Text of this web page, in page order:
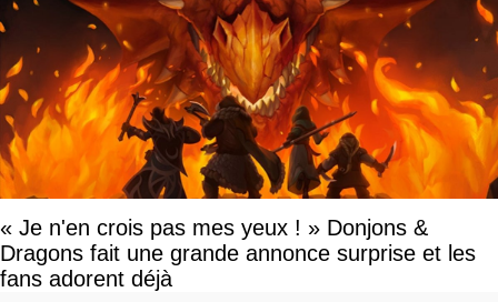
« Je n'en crois pas mes yeux ! » Donjons &
Dragons fait une grande annonce surprise et les
fans adorent déjà